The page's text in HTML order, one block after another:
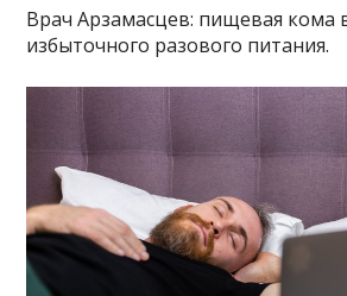
Врач Арзамасцев: пищевая кома
избыточного разового питания.